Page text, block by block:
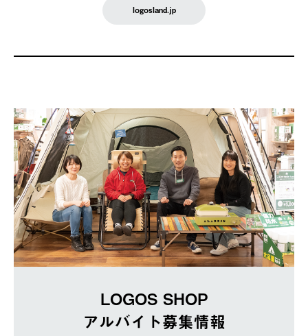
logosland.jp
LOGOS SHOP
アルバイト募集情報